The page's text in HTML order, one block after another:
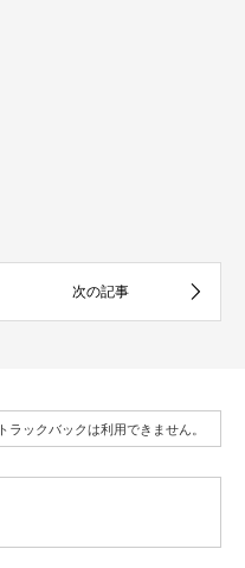
トラックバックは利用できません。